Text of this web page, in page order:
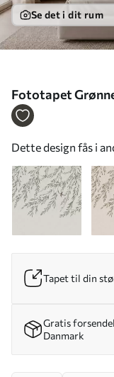
Se det i dit rum
Fototapet
Nr. w05630v2
Dette design fås i
Tapet til din
Gratis
Danmark